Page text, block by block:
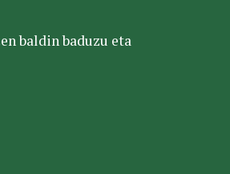
baldin baduzu eta